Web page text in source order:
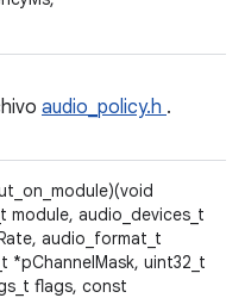
audio_policy.h .
module, audio_devices_t
audio_format_t
*pChannelMask, uint32_t
flags, const